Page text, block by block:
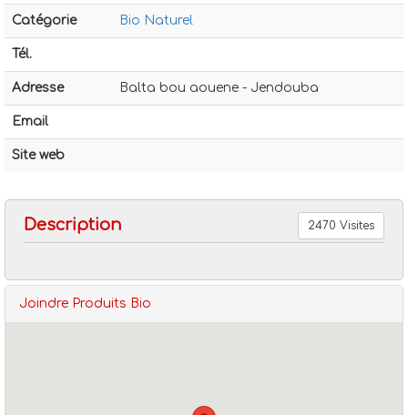
Bio naturel
Catégorie Bio Naturel
Tél.
Adresse Balta bou aouene - Jendouba
Email
Site web
Description 2470 Visites
Joindre Produits Bio